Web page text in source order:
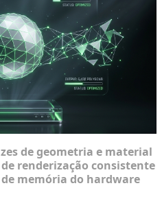
de geometria e material
renderização consistente
de memória do hardware